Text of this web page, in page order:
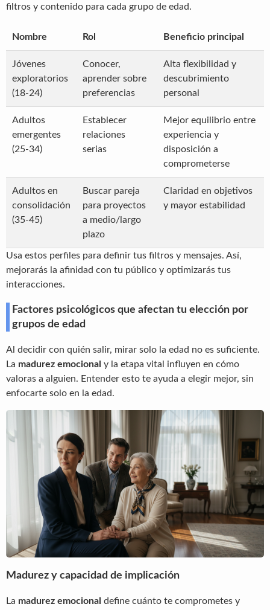
filtros y contenido para cada grupo de edad.
Nombre Rol Beneficio principal
Jóvenes
exploratorios
(18-24)
Conocer,
aprender sobre
preferencias
Alta flexibilidad y
descubrimiento
personal
Adultos
emergentes
(25-34)
Establecer
relaciones
serias
Mejor equilibrio entre
experiencia y
disposición a
comprometerse
Adultos en
consolidación
(35-45)
Buscar pareja
para proyectos
a medio/largo
plazo
Claridad en objetivos
y mayor estabilidad
Usa estos perfiles para definir tus filtros y mensajes. Así,
mejorarás la afinidad con tu público y optimizarás tus
interacciones.
Factores psicológicos que afectan tu elección por
grupos de edad
Al decidir con quién salir, mirar solo la edad no es suficiente.
La madurez emocional y la etapa vital influyen en cómo
valoras a alguien. Entender esto te ayuda a elegir mejor, sin
enfocarte solo en la edad.
Madurez y capacidad de implicación
La madurez emocional define cuánto te comprometes y